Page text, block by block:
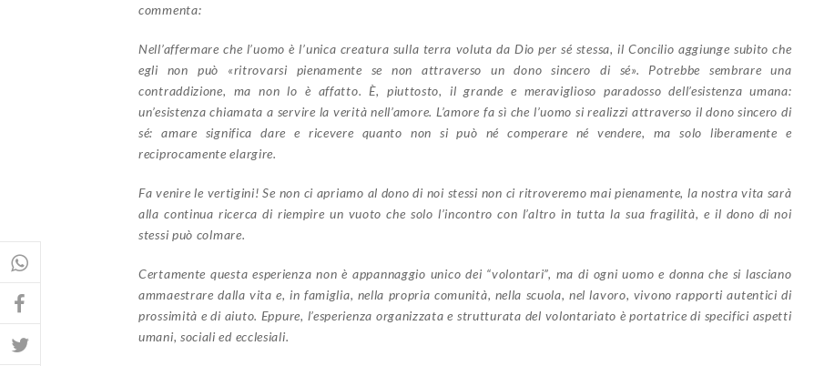
commenta:
Nell’affermare che l’uomo è l’unica creatura sulla terra voluta da Dio per sé stessa, il Concilio aggiunge subito che
egli non può «ritrovarsi pienamente se non attraverso un dono sincero di sé». Potrebbe sembrare una
contraddizione, ma non lo è affatto. È, piuttosto, il grande e meraviglioso paradosso dell’esistenza umana:
un’esistenza chiamata a servire la verità nell’amore. L’amore fa sì che l’uomo si realizzi attraverso il dono sincero di
sé: amare significa dare e ricevere quanto non si può né comperare né vendere, ma solo liberamente e
reciprocamente elargire.
Fa venire le vertigini! Se non ci apriamo al dono di noi stessi non ci ritroveremo mai pienamente, la nostra vita sarà
alla continua ricerca di riempire un vuoto che solo l’incontro con l’altro in tutta la sua fragilità, e il dono di noi
stessi può colmare.
Certamente questa esperienza non è appannaggio unico dei “volontari”, ma di ogni uomo e donna che si lasciano
ammaestrare dalla vita e, in famiglia, nella propria comunità, nella scuola, nel lavoro, vivono rapporti autentici di
prossimità e di aiuto. Eppure, l’esperienza organizzata e strutturata del volontariato è portatrice di specifici aspetti
umani, sociali ed ecclesiali.